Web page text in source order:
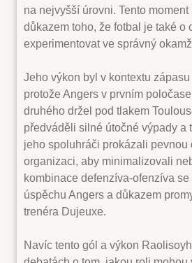
na nejvyšší úrovni. Tento
důkazem toho, že fotbal je také o
experimentovat ve správný
Jeho výkon byl v kontextu
protože Angers v prvním
druhého držel pod tlakem
předváděli silné útočné výpady a
jeho spoluhráči prokázali pevnou
organizaci, aby minimalizovali
kombinace defenzíva-ofenzíva
úspěchu Angers a důkazem
trenéra Dujeuxe.
Navíc tento gól a výkon